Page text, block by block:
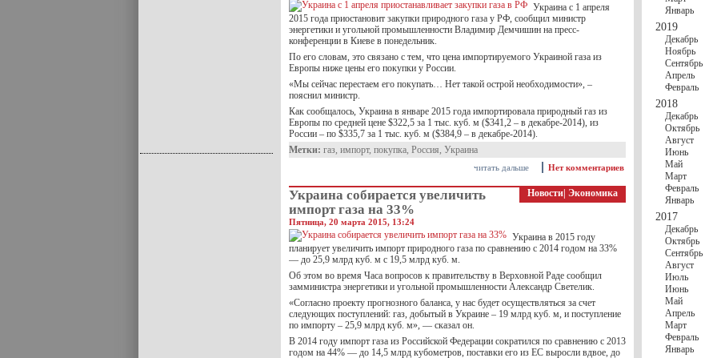
Украина с 1 апреля
2015 года приостановит закупки природного газа у РФ, сообщил министр
энергетики и угольной промышленности Владимир Демчишин на пресс-
конференции в Киеве в понедельник.
По его словам, это связано с тем, что цена импортируемого Украиной газа из
Европы ниже цены его покупки у России.
«Мы сейчас перестаем его покупать… Нет такой острой необходимости», –
пояснил министр.
Как сообщалось, Украина в январе 2015 года импортировала природный газ из
Европы по средней цене $322,5 за 1 тыс. куб. м ($341,2 – в декабре-2014), из
России – по $335,7 за 1 тыс. куб. м ($384,9 – в декабре-2014).
Метки: газ, импорт, покупка, Россия, Украина
Нет комментариев
читать дальше
Новости Экономика
Украина собирается увеличить
импорт газа на 33%
Пятница, 20 марта 2015, 13:24
Украина в 2015 году
планирует увеличить импорт природного газа по сравнению с 2014 годом на 33%
— до 25,9 млрд куб. м с 19,5 млрд куб. м.
Об этом во время Часа вопросов к правительству в Верховной Раде сообщил
замминистра энергетики и угольной промышленности Александр Светелик.
«Согласно проекту прогнозного баланса, у нас будет осуществляться за счет
следующих поступлений: газ, добытый в Украине – 19 млрд куб. м, и поступление
по импорту – 25,9 млрд куб. м», — сказал он.
В 2014 году импорт газа из Российской Федерации сократился по сравнению с 2013
годом на 44% — до 14,5 млрд кубометров, поставки его из ЕС выросли вдвое, до
Январь
2019
Декабрь
Ноябрь
Сентябрь
Апрель
Февраль
2018
Декабрь
Октябрь
Август
Июнь
Май
Март
Февраль
Январь
2017
Декабрь
Октябрь
Сентябрь
Август
Июль
Июнь
Май
Апрель
Март
Февраль
Январь